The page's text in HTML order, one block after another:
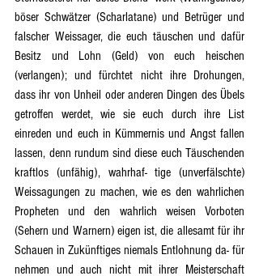
böser Schwätzer (Scharlatane) und Betrüger und
falscher Weissager, die euch täuschen und dafür
Besitz und Lohn (Geld) von euch heischen
(verlangen); und fürchtet nicht ihre Drohungen,
dass ihr von Unheil oder anderen Dingen des Übels
getroffen werdet, wie sie euch durch ihre List
einreden und euch in Kümmernis und Angst fallen
lassen, denn rundum sind diese euch Täuschenden
kraftlos (unfähig), wahrhaf- tige (unverfälschte)
Weissagungen zu machen, wie es den wahrlichen
Propheten und den wahrlich weisen Vorboten
(Sehern und Warnern) eigen ist, die allesamt für ihr
Schauen in Zukünftiges niemals Entlohnung da- für
nehmen und auch nicht mit ihrer Meisterschaft